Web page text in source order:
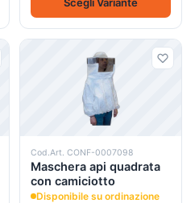
Cod.Art. CONF-0007098
Maschera api quadrata
con camiciotto
Disponibile su ordinazione